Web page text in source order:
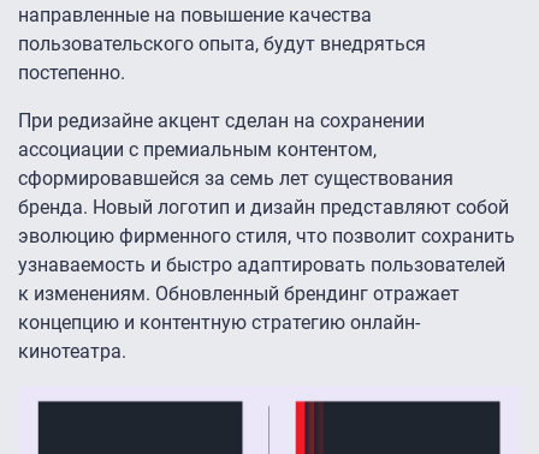
направленные на повышение качества
пользовательского опыта, будут внедряться
постепенно.
При редизайне акцент сделан на сохранении
ассоциации с премиальным контентом,
сформировавшейся за семь лет существования
бренда. Новый логотип и дизайн представляют собой
эволюцию фирменного стиля, что позволит сохранить
узнаваемость и быстро адаптировать пользователей
к изменениям. Обновленный брендинг отражает
концепцию и контентную стратегию онлайн-
кинотеатра.